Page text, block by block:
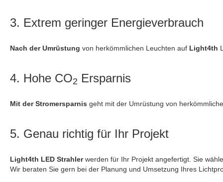
3. Extrem geringer Energieverbrauch
Nach der Umrüstung von herkömmlichen Leuchten auf Light4th
4. Hohe CO2 Ersparnis
Mit der Stromersparnis geht mit der Umrüstung von
5. Genau richtig für Ihr Projekt
Light4th LED Strahlerwerden für Ihr Projekt angefertigt. Sie
Wir beraten Sie gern bei der Planung und Umsetzung Ihres